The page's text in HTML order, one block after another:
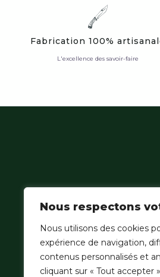
Nous respectons
Nous utilisons des cookies
expérience de navigation,
contenus personnalisés et
cliquant sur « Tout accepter
Fabrication 100%
L'excellence des savoir-faire
L'Atelier Vert'Tige
amazonienne, où la